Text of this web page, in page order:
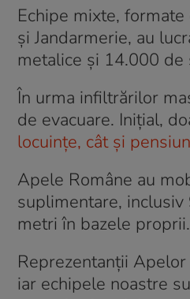
Echipe mixte,
şi Jandarmerie, au
metalice şi 14.000 de
În urma infiltrărilor
de evacuare. Iniţial,
locuinţe, cât şi
Apele Române au
suplimentare,
metri în bazele proprii.
Reprezentanţii
iar echipele noastre